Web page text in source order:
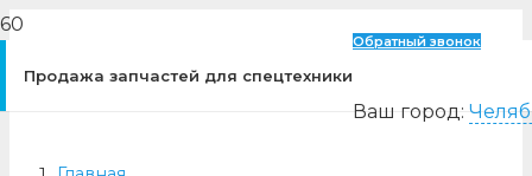
Продажа запчастей для спецтехники
Обратный звонок
Ваш город: